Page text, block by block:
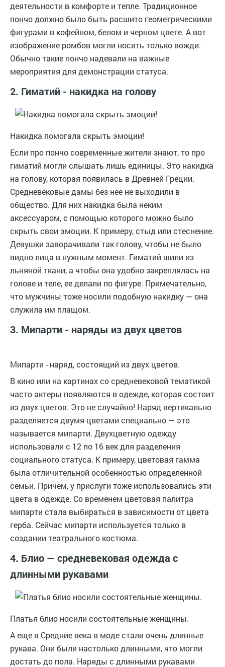
деятельности в комфорте и тепле. Традиционное
пончо должно было быть расшито геометрическими
фигурами в кофейном, белом и черном цвете. А вот
изображение ромбов могли носить только вожди.
Обычно такие пончо надевали на важные
мероприятия для демонстрации статуса.
2. Гиматий - накидка на голову
Накидка помогала скрыть эмоции!
Если про пончо современные жители знают, то про
гиматий могли слышать лишь единицы. Это накидка
на голову, которая появилась в Древней Греции.
Средневековые дамы без нее не выходили в
общество. Для них накидка была неким
аксессуаром, с помощью которого можно было
скрыть свои эмоции. К примеру, стыд или стеснение.
Девушки заворачивали так голову, чтобы не было
видно лица в нужным момент. Гиматий шили из
льняной ткани, а чтобы она удобно закреплялась на
голове и теле, ее делали по фигуре. Примечательно,
что мужчины тоже носили подобную накидку — она
служила им плащом.
3. Мипарти - наряды из двух цветов
Мипарти - наряд, состоящий из двух цветов.
В кино или на картинах со средневековой тематикой
часто актеры появляются в одежде, которая состоит
из двух цветов. Это не случайно! Наряд вертикально
разделяется двумя цветами специально — это
называется мипарти. Двухцветную одежду
использовали с 12 по 16 век для разделения
социального статуса. К примеру, цветовая гамма
была отличительной особенностью определенной
семьи. Причем, у прислуги тоже использовались эти
цвета в одежде. Со временем цветовая палитра
мипарти стала выбираться в зависимости от цвета
герба. Сейчас мипарти используется только в
создании театрального костюма.
4. Блио — средневековая одежда с
длинными рукавами
Платья блио носили состоятельные женщины.
А еще в Средние века в моде стали очень длинные
рукава. Они были настолько длинными, что могли
достать до пола. Наряды с длинными рукавами